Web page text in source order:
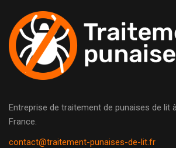
Entreprise de traitement de punaises de lit
France.
contact@traitement-punaises-de-lit.fr